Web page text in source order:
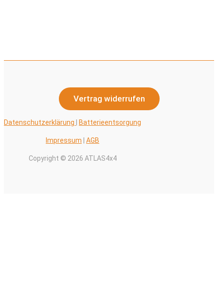
Vertrag widerrufen
Datenschutzerklärung Batterieentsorgung
Impressum AGB
Copyright © 2026 ATLAS4x4